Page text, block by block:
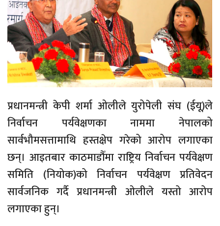
प्रधानमन्त्री केपी शर्मा ओलीले युरोपेली संघ (ईयू)ले
निर्वाचन पर्यवेक्षणका नाममा नेपालको
सार्वभौमसत्तामाथि हस्तक्षेप गरेको आरोप लगाएका
छन्। आइतबार काठमाडौँमा राष्ट्रिय निर्वाचन पर्यवेक्षण
समिति (नियोक)को निर्वाचन पर्यवेक्षण प्रतिवेदन
सार्वजनिक गर्दै प्रधानमन्त्री ओलीले यस्तो आरोप
लगाएका हुन्।